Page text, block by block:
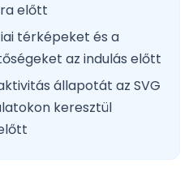
előtt
térképeket és a
az indulás előtt
állapotát az SVG
keresztül